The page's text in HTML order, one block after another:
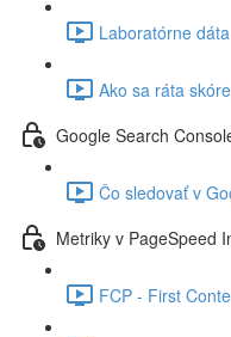
Laboratórne
Ako sa ráta
Google Search
Čo sledovať v
Metriky v PageSpeed
FCP - First